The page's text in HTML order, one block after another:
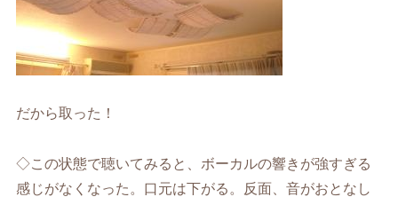
だから取った！
◇この状態で聴いてみると、ボーカルの響きが強すぎる
感じがなくなった。口元は下がる。反面、音がおとなし